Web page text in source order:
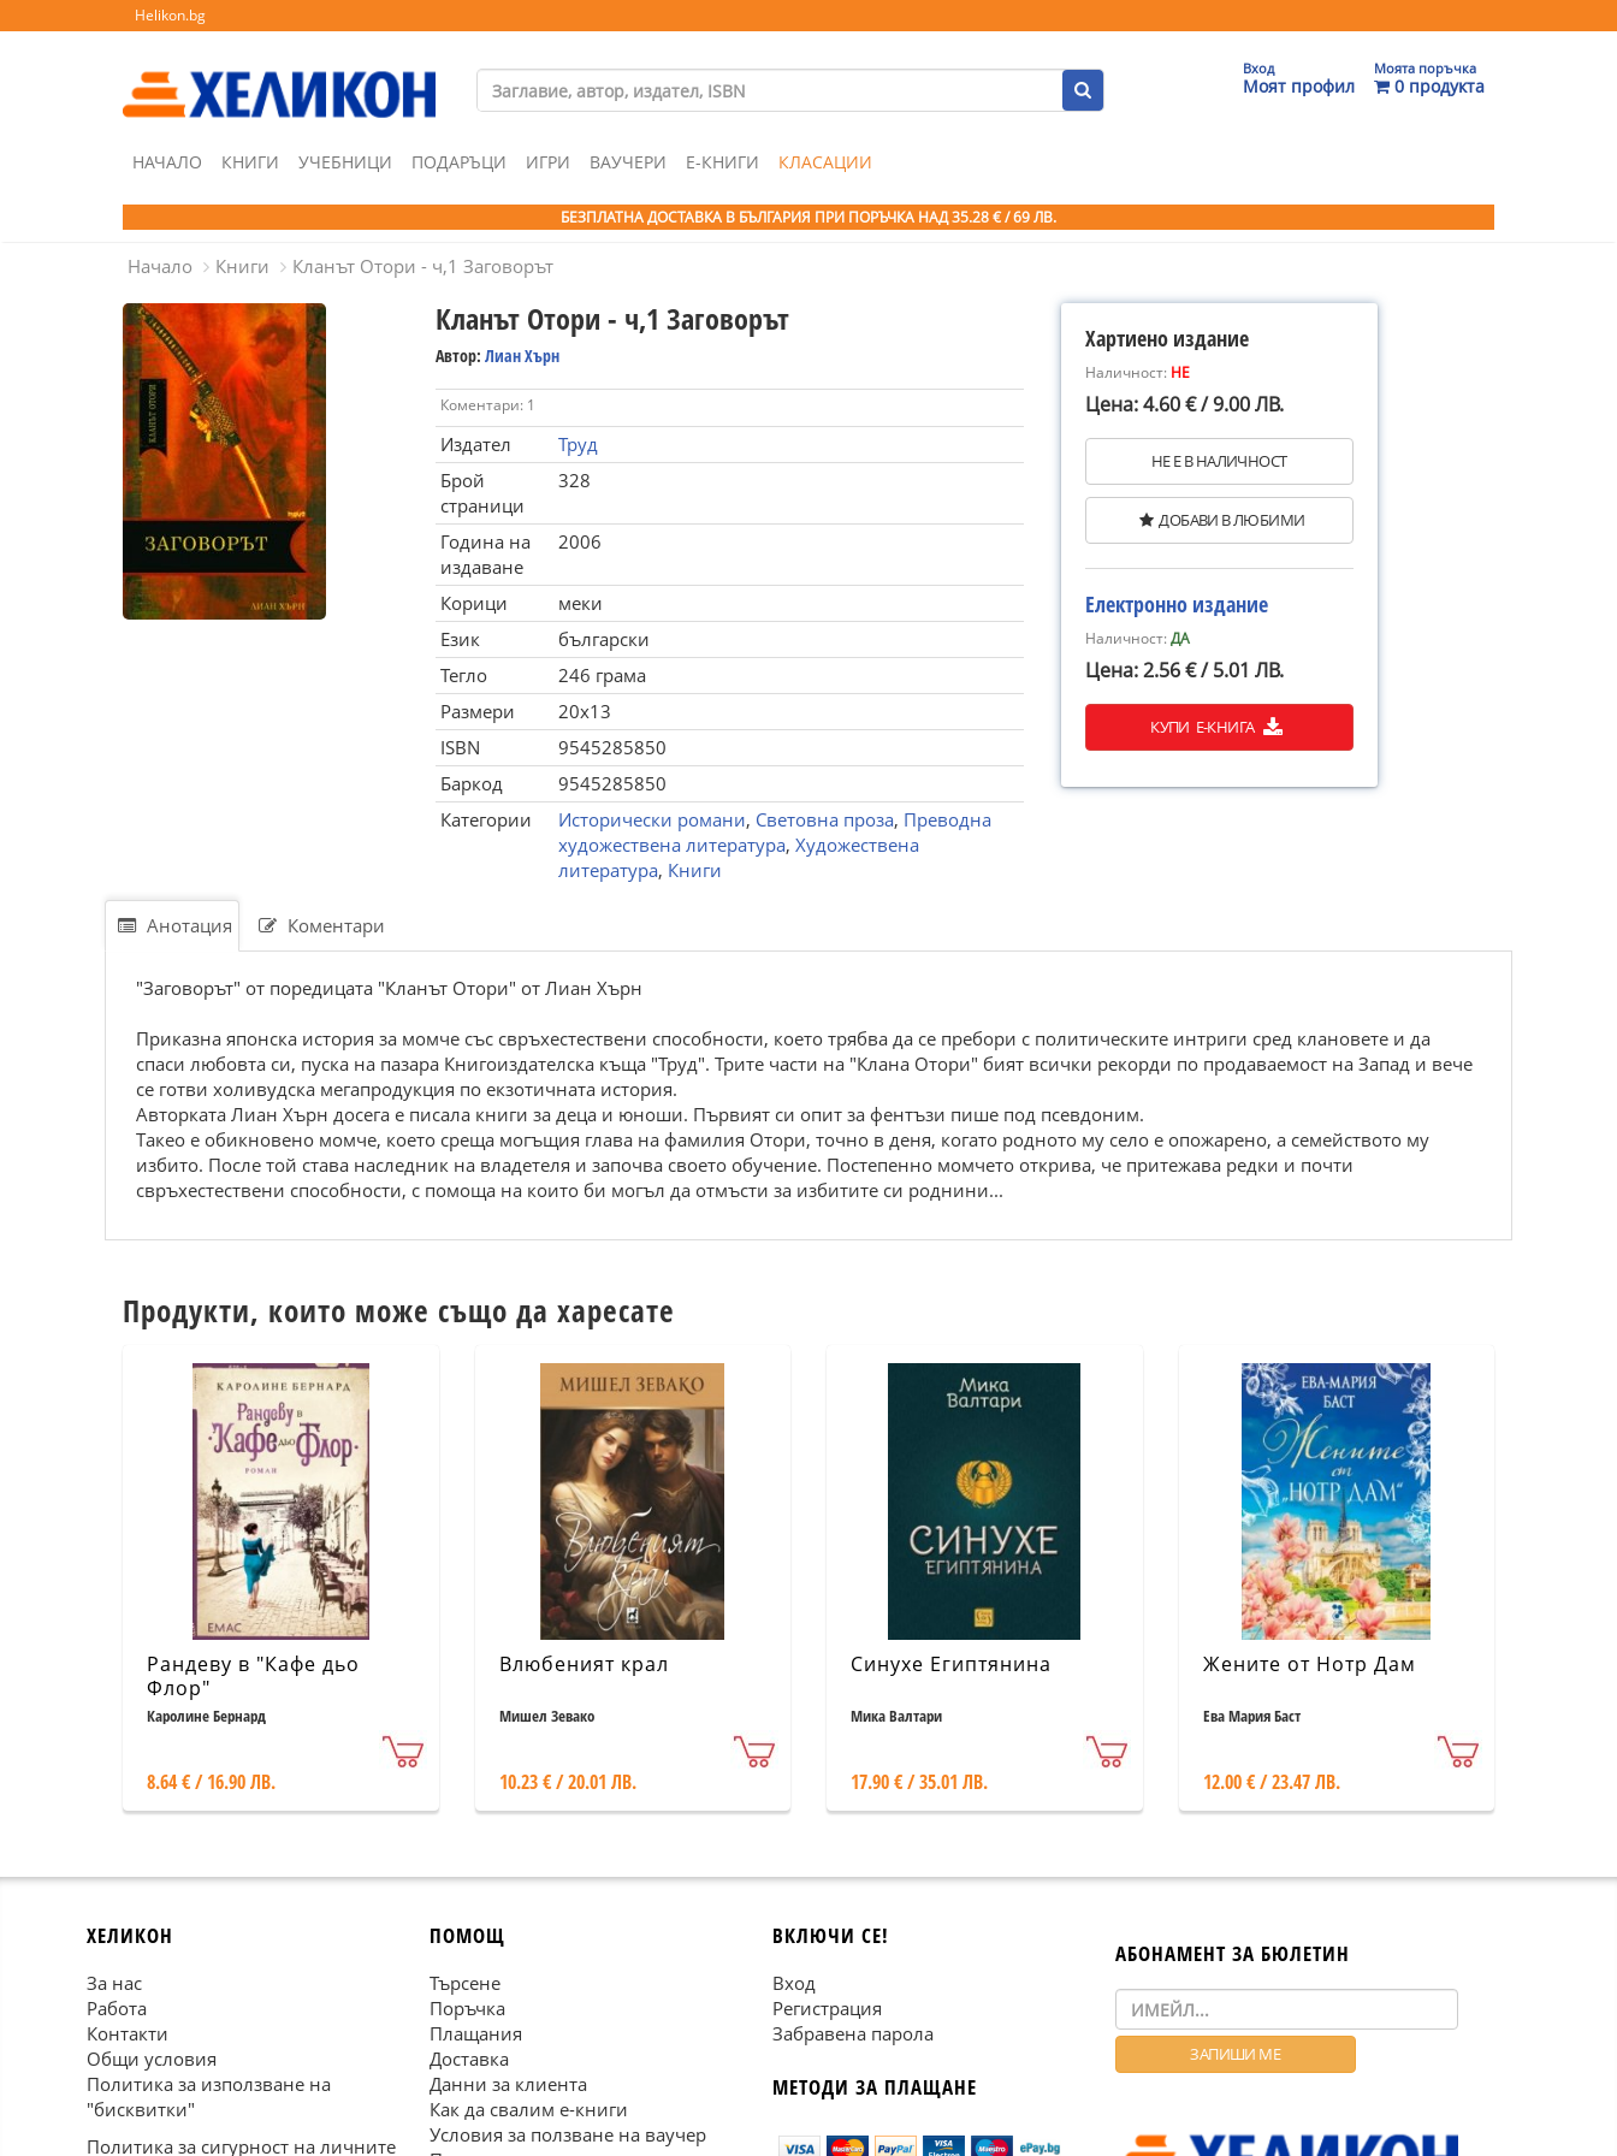
Helikon.bg
Вход
Моят профил
Моята поръчка
0 продукта
НАЧАЛО КНИГИ УЧЕБНИЦИ ПОДАРЪЦИ ИГРИ ВАУЧЕРИ Е-КНИГИ КЛАСАЦИИ
БЕЗПЛАТНА ДОСТАВКА В БЪЛГАРИЯ ПРИ ПОРЪЧКА НАД 35.28 € / 69 ЛВ.
Начало Книги Кланът Отори - ч,1 Заговорът
Кланът Отори - ч,1 Заговорът
Автор: Лиан Хърн
Коментари: 1
Издател
Труд
Брой
страници
328
Година на
издаване
2006
Корици
меки
Език
български
Тегло
246 грама
Размери
20x13
ISBN
9545285850
Баркод
9545285850
Категории
Исторически романи, Световна проза, Преводна
художествена литература, Художествена
литература, Книги
Хартиено издание
Наличност: НЕ
Цена: 4.60 € / 9.00 ЛВ.
НЕ Е В НАЛИЧНОСТ
ДОБАВИ В ЛЮБИМИ
Електронно издание
Наличност:ДА
Цена: 2.56 € / 5.01 ЛВ.
КУПИ Е-КНИГА
Анотация Коментари
"Заговорът" от поредицата "Кланът Отори" от Лиан Хърн
Приказна японска история за момче със свръхестествени способности, което трябва да се пребори с политическите интриги сред клановете и да
спаси любовта си, пуска на пазара Книгоиздателска къща "Труд". Трите части на "Клана Отори" бият всички рекорди по продаваемост на Запад и вече
се готви холивудска мегапродукция по екзотичната история.
Авторката Лиан Хърн досега е писала книги за деца и юноши. Първият си опит за фентъзи пише под псевдоним.
Такео е обикновено момче, което среща могъщия глава на фамилия Отори, точно в деня, когато родното му село е опожарено, а семейството му
избито. После той става наследник на владетеля и започва своето обучение. Постепенно момчето открива, че притежава редки и почти
свръхестествени способности, с помоща на които би могъл да отмъсти за избитите си роднини...
Продукти, които може също да харесате
Рандеву в "Кафе дьо
Флор"
Каролине Бернард
8.64 € / 16.90 ЛВ.
Влюбеният крал
Мишел Зевако
10.23 € / 20.01 ЛВ.
Синухе Египтянина
Мика Валтари
17.90 € / 35.01 ЛВ.
Жените от Нотр Дам
Ева Мария Баст
12.00 € / 23.47 ЛВ.
ХЕЛИКОН
За нас
Работа
Контакти
Общи условия
Политика за използване на
"бисквитки"
Политика за сигурност на личните
ПОМОЩ
Търсене
Поръчка
Плащания
Доставка
Данни за клиента
Как да свалим е-книги
Условия за ползване на ваучер
ВКЛЮЧИ СЕ!
Вход
Регистрация
Забравена парола
МЕТОДИ ЗА ПЛАЩАНЕ
АБОНАМЕНТ ЗА БЮЛЕТИН